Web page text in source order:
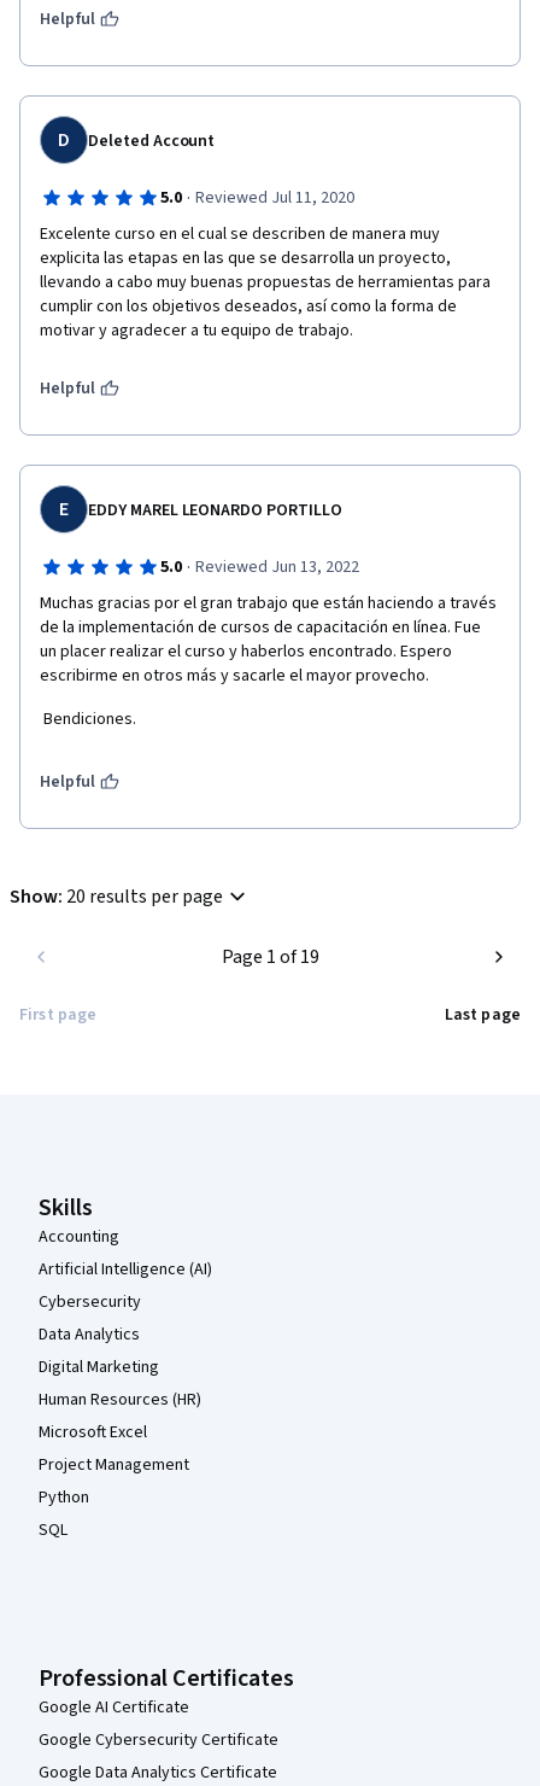
Helpful
D Deleted Account
5.0 · Reviewed Jul 11, 2020
Excelente curso en el cual se describen de manera muy
explicita las etapas en las que se desarrolla un proyecto,
llevando a cabo muy buenas propuestas de herramientas para
cumplir con los objetivos deseados, así como la forma de
motivar y agradecer a tu equipo de trabajo.
Helpful
E EDDY MAREL LEONARDO PORTILLO
5.0 · Reviewed Jun 13, 2022
Muchas gracias por el gran trabajo que están haciendo a través
de la implementación de cursos de capacitación en línea. Fue
un placer realizar el curso y haberlos encontrado. Espero
escribirme en otros más y sacarle el mayor provecho.
Bendiciones.
Helpful
Show: 20 results per page
First page
Page 1 of 19
Last page
Skills
Accounting
Artificial Intelligence (AI)
Cybersecurity
Data Analytics
Digital Marketing
Human Resources (HR)
Microsoft Excel
Project Management
Python
SQL
Professional Certificates
Google AI Certificate
Google Cybersecurity Certificate
Google Data Analytics Certificate